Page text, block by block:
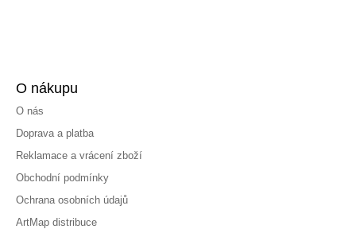
O nákupu
O nás
Doprava a platba
Reklamace a vrácení zboží
Obchodní podmínky
Ochrana osobních údajů
ArtMap distribuce